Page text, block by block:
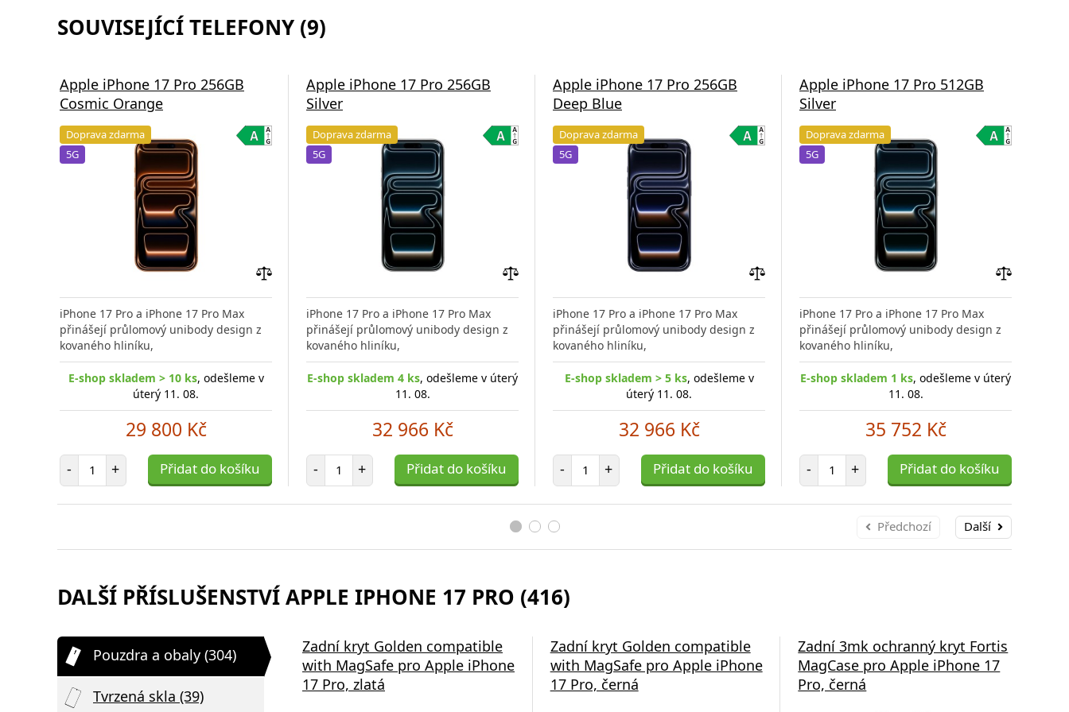
SOUVISEJÍCÍ TELEFONY (9)
Apple iPhone 17 Pro 256GB
Cosmic Orange
Doprava zdarma
5G
porovnání
iPhone 17 Pro a iPhone 17 Pro Max
přinášejí průlomový unibody design z
kovaného hliníku,
E-shop skladem > 10 ks, odešleme v
úterý 11. 08.
29 800 Kč
- Počet položek
+ Přidat do košíku
Apple iPhone 17 Pro 256GB
Silver
Doprava zdarma
5G
porovnání
iPhone 17 Pro a iPhone 17 Pro Max
přinášejí průlomový unibody design z
kovaného hliníku,
E-shop skladem 4 ks, odešleme v úterý
11. 08.
32 966 Kč
- Počet položek
+ Přidat do košíku
Apple iPhone 17 Pro 256GB
Deep Blue
Doprava zdarma
5G
porovnání
iPhone 17 Pro a iPhone 17 Pro Max
přinášejí průlomový unibody design z
kovaného hliníku,
E-shop skladem > 5 ks, odešleme v
úterý 11. 08.
32 966 Kč
- Počet položek
+ Přidat do košíku
Apple iPhone 17 Pro 512GB
Silver
Doprava zdarma
5G
iPhone 17 Pro a iPhone 17 Pro Max
přinášejí průlomový unibody design z
kovaného hliníku,
E-shop skladem 1 ks, odešleme v úterý
11. 08.
35 752 Kč
- Počet položek
+ Přidat do košíku
Předchozí Další
DALŠÍ PŘÍSLUŠENSTVÍ APPLE IPHONE 17 PRO (416)
Pouzdra a obaly (304)
Tvrzená skla (39)
Zadní kryt Golden compatible
with MagSafe pro Apple iPhone
17 Pro, zlatá
Zadní kryt Golden compatible
with MagSafe pro Apple iPhone
17 Pro, černá
Zadní 3mk ochranný kryt Fortis
MagCase pro Apple iPhone 17
Pro, černá
Samsung EP-P2400BBE 15W
Podložka pro Bezdrátové
Nabíjení Black
Bezdrátová nabíječka Swissten
2v1 černá